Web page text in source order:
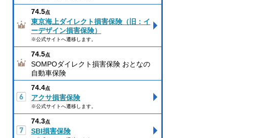
74.5点
東京海上ダイレクト損害保険（旧：イ
ーデザイン損害保険）
※公式サイトへ遷移します。
74.5点
SOMPOダイレクト損害保険 おとなの
自動車保険
74.4点
アクサ損害保険
※公式サイトへ遷移します。
74.3点
SBI損害保険